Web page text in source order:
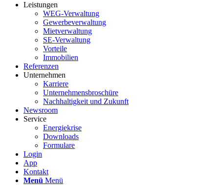
Leistungen
WEG-Verwaltung
Gewerbeverwaltung
Mietverwaltung
SE-Verwaltung
Vorteile
Immobilien
Referenzen
Unternehmen
Karriere
Unternehmensbroschüre
Nachhaltigkeit und Zukunft
Newsroom
Service
Energiekrise
Downloads
Formulare
Login
App
Kontakt
Menü Menü